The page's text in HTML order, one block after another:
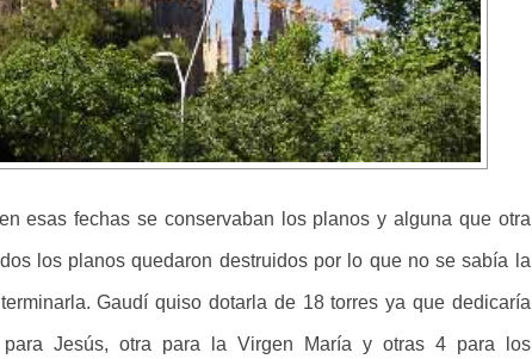
esas fechas se conservaban los planos y alguna que otra
los planos quedaron destruidos por lo que no se sabía la
Gaudí quiso dotarla de 18 torres ya que dedicaría
Jesús, otra para la Virgen María y otras 4 para los